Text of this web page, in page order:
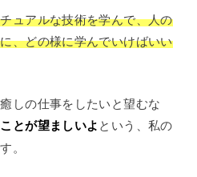
ュアルな技術を学んで、人の
、どの様に学んでいけばいい
しの仕事をしたいと望むな
とが望ましいよという、私の
。